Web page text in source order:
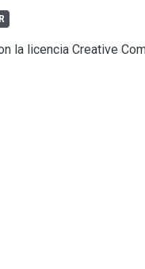
la licencia Creative